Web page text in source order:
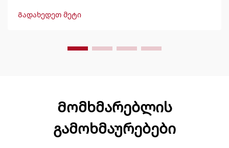
მსოფლიოში ნდობით გამოიყენება გამძლეობის,
მარტივად მართვის და მინიმალური შესვენების გამო.
Გადახედეთ მეტი
Მომხმარებლის
გამოხმაურებები